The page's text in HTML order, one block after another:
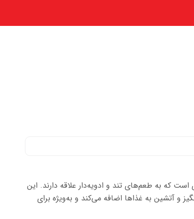
که به طعم‌های تند و ادویه‌دار علاقه دارند. این
و آتشین به غذاها اضافه می‌کند و به‌ویژه برای